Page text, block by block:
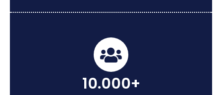
10.000+